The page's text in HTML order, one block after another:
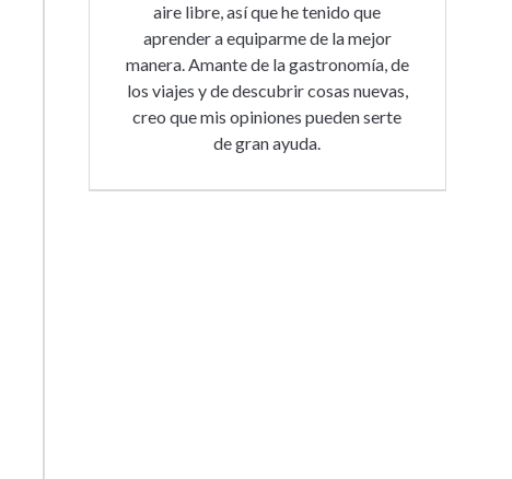
aire libre, así que he tenido que
aprender a equiparme de la mejor
manera. Amante de la gastronomía, de
los viajes y de descubrir cosas nuevas,
creo que mis opiniones pueden serte
de gran ayuda.